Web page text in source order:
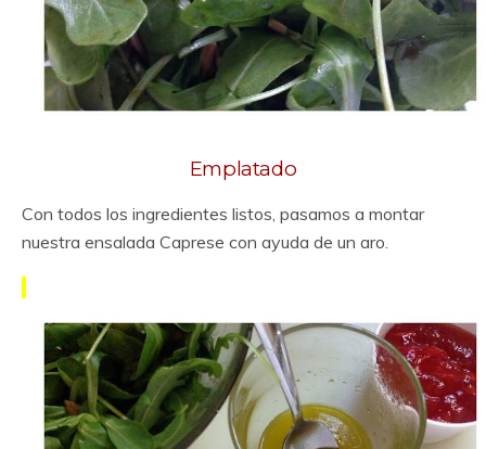
Emplatado
Con todos los ingredientes listos, pasamos a montar
nuestra ensalada Caprese con ayuda de un aro.